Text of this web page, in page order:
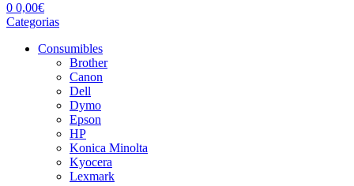
0 0,00€
Categorias
Consumibles
Brother
Canon
Dell
Dymo
Epson
HP
Konica Minolta
Kyocera
Lexmark